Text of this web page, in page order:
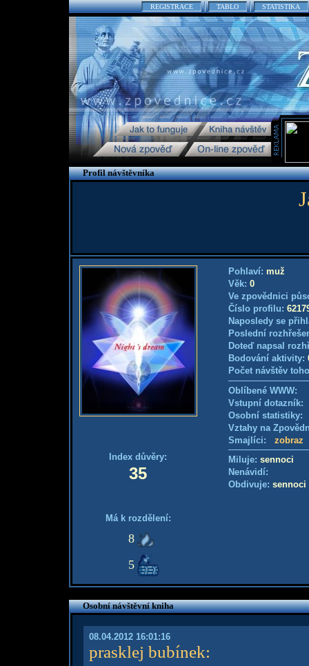
REGISTRACE TABLO STATISTIKA
Profil návštěvníka
Index důvěry:
35
Má k rozdělení:
8
5
Pohlaví: muž
Věk: 0
Ve zpovědnici
Číslo profilu:
Naposledy se
Poslední
Doteď napsal
Bodování aktivity:
Počet návštěv
Oblíbené WWW:
Vstupní
Osobní
Vztahy na
Smajlíci: zobraz
Miluje: sennoci
Nenávidí:
Obdivuje: sennoci
Osobní návštěvní kniha
08.04.2012 16:01:16
prasklej bubínek: